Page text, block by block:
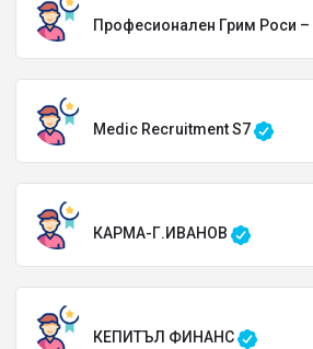
Професионален Грим Роси –
Medic Recruitment S7
КАРМА-Г.ИВАНОВ
КЕПИТЪЛ ФИНАНС